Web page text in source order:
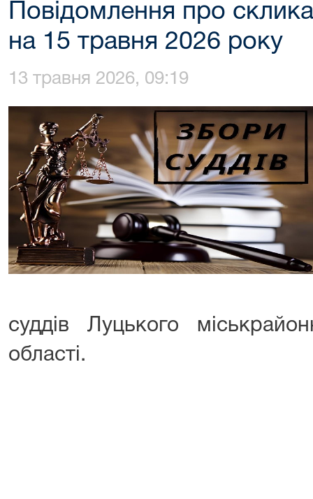
Повідомлення про
на 15 травня 2026 року
13 травня 2026, 09:19
суддів Луцького
області.